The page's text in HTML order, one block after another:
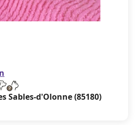
Sables-d'Olonne (85180)